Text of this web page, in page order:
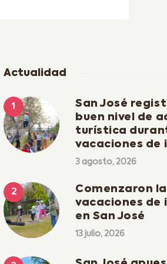
Actualidad
San José
buen nivel de
turística
vacaciones de
3 agosto, 2026
Comenzaron
vacaciones de
en San José
13 julio, 2026